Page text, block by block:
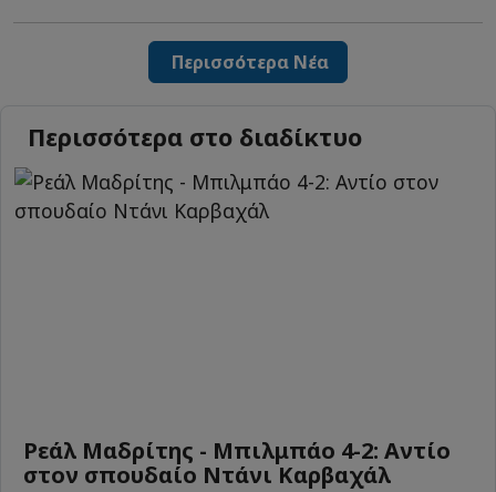
Περισσότερα Νέα
Περισσότερα στο διαδίκτυο
Ρεάλ Μαδρίτης - Μπιλμπάο 4-2: Αντίο
στον σπουδαίο Ντάνι Καρβαχάλ